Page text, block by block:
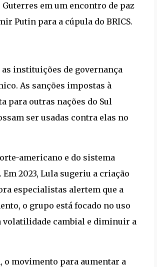
em um encontro de paz
Putin para a cúpula do BRICS.
instituições de governança
As sanções impostas à
para outras nações do Sul
ser usadas contra elas no
americano e do sistema
2023, Lula sugeriu a criação
especialistas alertem que a
o grupo está focado no uso
volatilidade cambial e diminuir a
o movimento para aumentar a